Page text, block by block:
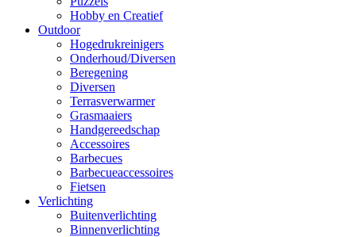
Hobby en Creatief
Outdoor
Hogedrukreinigers
Onderhoud/Diversen
Beregening
Diversen
Terrasverwarmer
Grasmaaiers
Handgereedschap
Accessoires
Barbecues
Barbecueaccessoires
Fietsen
Verlichting
Buitenverlichting
Binnenverlichting